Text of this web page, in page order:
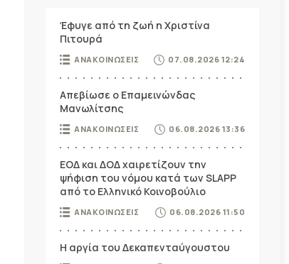
Έφυγε από τη ζωή η Χριστίνα
Πιτουρά
ΑΝΑΚΟΙΝΩΣΕΙΣ 07.08.2026 12:24
Απεβίωσε ο Επαμεινώνδας
Μανωλίτσης
ΑΝΑΚΟΙΝΩΣΕΙΣ 06.08.2026 13:36
ΕΟΔ και ΔΟΔ χαιρετίζουν την
ψήφιση του νόμου κατά των SLAPP
από το Ελληνικό Κοινοβούλιο
ΑΝΑΚΟΙΝΩΣΕΙΣ 06.08.2026 11:50
Η αργία του Δεκαπενταύγουστου